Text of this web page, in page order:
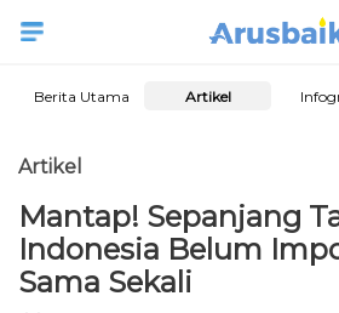
Berita Utama Artikel
Artikel
Mantap! Sepanjang
Indonesia Belum
Sama Sekali